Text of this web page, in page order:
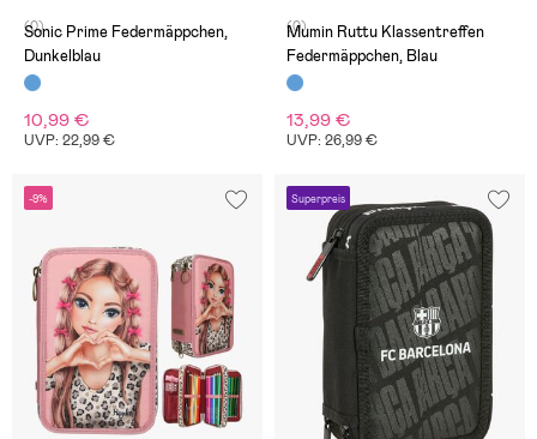
(0)
Sonic Prime Federmäppchen,
Dunkelblau
10,99 €
UVP: 22,99 €
(0)
Mumin Ruttu Klassentreffen
Federmäppchen, Blau
13,99 €
UVP: 26,99 €
-9% Superpreis